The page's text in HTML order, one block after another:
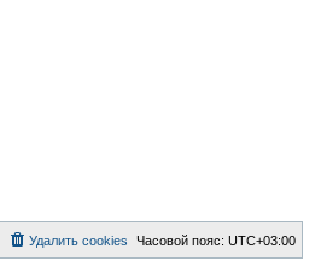
Часовой пояс: UTC+03:00
Удалить cookies